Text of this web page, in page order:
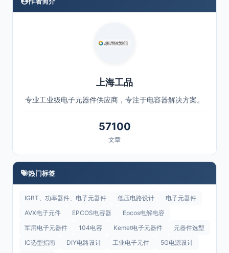
上海工品
专业工业级电子元器件供应商，专注于电容器解决方案。
57100
文章
热门标签
IGBT、功率器件、电子元器件 低压电路设计
电子元器件
AVX电子元件
EPCOS电容器
Epcos电解电容
军用电子元器件
104电容 Kemet电子元器件
元器件选型
IC选型指南
DIY电路设计 工业电子元件 5G电源设计